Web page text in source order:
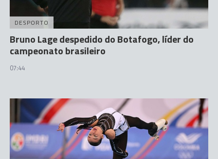
DESPORTO
Bruno Lage despedido do Botafogo, líder do
campeonato brasileiro
07:44